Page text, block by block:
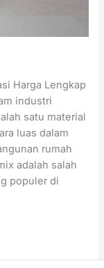
Harga Lengkap
industri
satu material
luas dalam
rumah
adalah salah
populer di